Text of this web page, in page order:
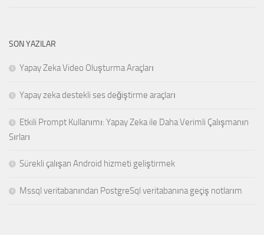
SON YAZILAR
Yapay Zeka Video Oluşturma Araçları
Yapay zeka destekli ses değiştirme araçları
Etkili Prompt Kullanımı: Yapay Zeka ile Daha Verimli Çalışmanın
Sırları
Sürekli çalışan Android hizmeti geliştirmek
Mssql veritabanından PostgreSql veritabanına geçiş notlarım